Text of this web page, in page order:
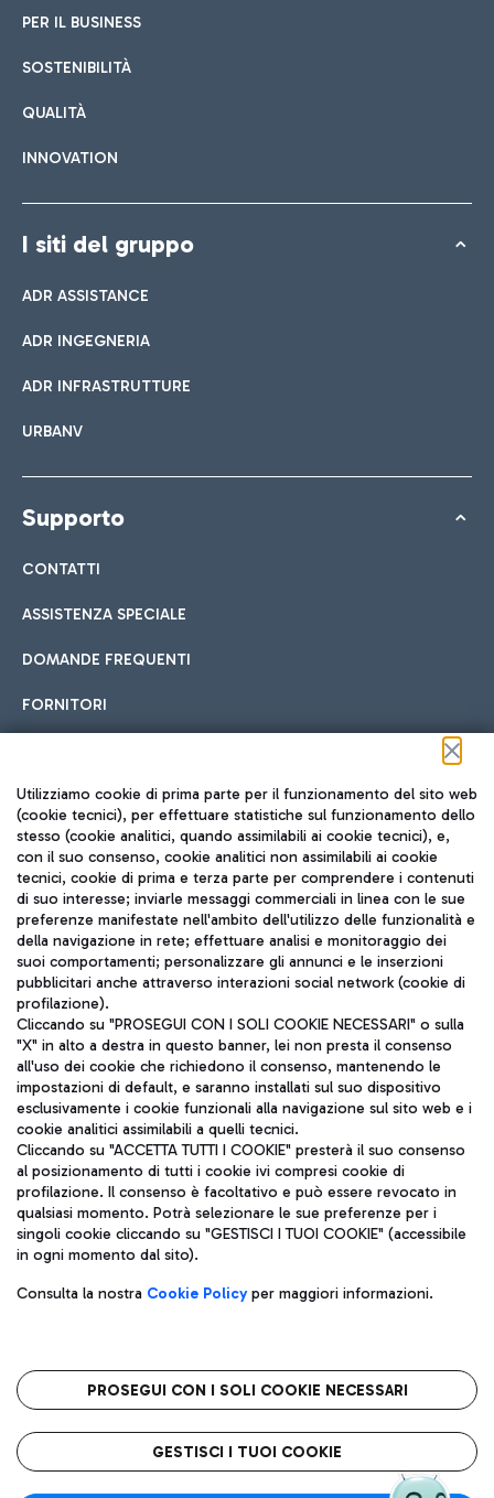
PER IL BUSINESS
SOSTENIBILITÀ
QUALITÀ
INNOVATION
I siti del gruppo
ADR ASSISTANCE
ADR INGEGNERIA
ADR INFRASTRUTTURE
URBANV
Supporto
CONTATTI
ASSISTENZA SPECIALE
DOMANDE FREQUENTI
FORNITORI
Seguici sui social
TRAVEL JOURNAL
ITA
Aeroporti di Roma S.p.A. - Società soggetta a direzione e
coordinamento di Mundys S.p.A.
Codice fiscale e Registro delle Imprese di Roma 13032990155 P.
IVA 06572251004
Capitale sociale 62.224.743,00 int. vers.
Sede legale: Via Pier Paolo Racchetti 1 - 00054 Fiumicino (RM)
telefono +39 06 65951
Privacy policy
Note legali
L'aeroporto stellato
QUALITÀ SOSTENIBILITÀ INNOVAZIONE
Utilizziamo cookie di prima parte per il funzionamento del sito web
(cookie tecnici), per effettuare statistiche sul funzionamento dello
stesso (cookie analitici, quando assimilabili ai cookie tecnici), e,
con il suo consenso, cookie analitici non assimilabili ai cookie
tecnici, cookie di prima e terza parte per comprendere i contenuti
di suo interesse; inviarle messaggi commerciali in linea con le sue
preferenze manifestate nell'ambito dell'utilizzo delle funzionalità e
della navigazione in rete; effettuare analisi e monitoraggio dei
suoi comportamenti; personalizzare gli annunci e le inserzioni
pubblicitari anche attraverso interazioni social network (cookie di
profilazione).
Cliccando su "PROSEGUI CON I SOLI COOKIE NECESSARI" o sulla
"X" in alto a destra in questo banner, lei non presta il consenso
all'uso dei cookie che richiedono il consenso, mantenendo le
impostazioni di default, e saranno installati sul suo dispositivo
esclusivamente i cookie funzionali alla navigazione sul sito web e i
cookie analitici assimilabili a quelli tecnici.
Cliccando su "ACCETTA TUTTI I COOKIE" presterà il suo consenso
al posizionamento di tutti i cookie ivi compresi cookie di
profilazione. Il consenso è facoltativo e può essere revocato in
qualsiasi momento. Potrà selezionare le sue preferenze per i
singoli cookie cliccando su "GESTISCI I TUOI COOKIE" (accessibile
in ogni momento dal sito).
Consulta la nostra Cookie Policyper maggiori informazioni.
PROSEGUI CON I SOLI COOKIE NECESSARI
GESTISCI I TUOI COOKIE